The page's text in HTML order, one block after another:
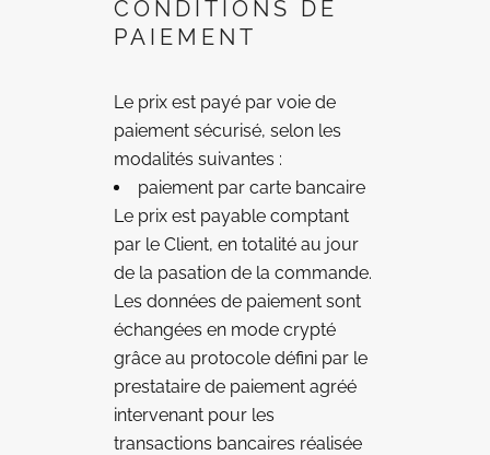
CONDITIONS DE
PAIEMENT
Le prix est payé par voie de
paiement sécurisé, selon les
modalités suivantes :
paiement par carte bancaire
Le prix est payable comptant
par le Client, en totalité au jour
de la pasation de la commande.
Les données de paiement sont
échangées en mode crypté
grâce au protocole défini par le
prestataire de paiement agréé
intervenant pour les
transactions bancaires réalisée